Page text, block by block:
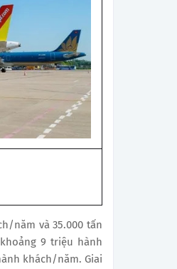
năm và 35.000 tấn
9 triệu hành
khách/năm. Giai